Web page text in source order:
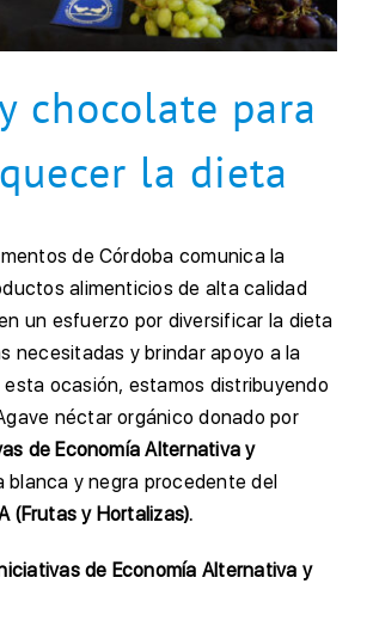
chocolate para
la dieta
de Córdoba comunica la
alimenticios de alta calidad
un esfuerzo por diversificar la dieta
necesitadas y brindar apoyo a la
esta ocasión, estamos distribuyendo
néctar orgánico donado por
de Economía Alternativa y
blanca y negra procedente del
(Frutas y Hortalizas).
de Economía Alternativa y